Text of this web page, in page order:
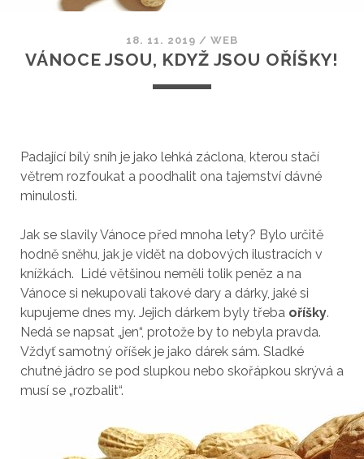
18. 11. 2019 /WEB
VÁNOCE JSOU, KDYŽ JSOU OŘÍŠKY!
Padající bílý sníh je jako lehká záclona, kterou stačí
větrem rozfoukat a poodhalit ona tajemství dávné
minulosti.
Jak se slavily Vánoce před mnoha lety? Bylo určitě
hodně sněhu, jak je vidět na dobových ilustracích v
knížkách. Lidé většinou neměli tolik peněz a na
Vánoce si nekupovali takové dary a dárky, jaké si
kupujeme dnes my. Jejich dárkem byly třeba oříšky.
Nedá se napsat „jen“, protože by to nebyla pravda.
Vždyť samotný oříšek je jako dárek sám. Sladké
chutné jádro se pod slupkou nebo skořápkou skrývá a
musí se „rozbalit“.